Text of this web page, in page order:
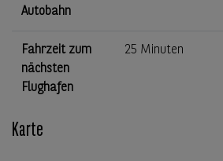
Autobahn
Fahrzeit zum
nächsten
Flughafen
25 Minuten
Karte